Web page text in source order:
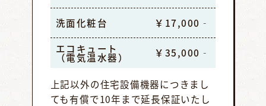
洗面化粧台
￥17,000‐
エコキュート
（電気温水器） ￥35,000‐
上記以外の住宅設備機器につきまし
ても有償で10年まで延長保証いたし